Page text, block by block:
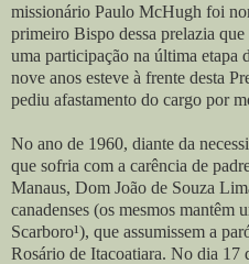
missionário Paulo McHugh foi
primeiro Bispo dessa prelazia
uma participação na última
nove anos esteve à frente desta
pediu afastamento do cargo por
No ano de 1960, diante da
que sofria com a carência de
Manaus, Dom João de Souza
canadenses (os mesmos mantêm
Scarboro¹), que assumissem a
Rosário de Itacoatiara. No dia 17